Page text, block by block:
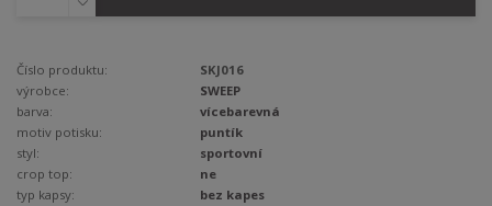
Číslo produktu:
SKJ016
výrobce:
SWEEP
barva:
vícebarevná
motiv potisku:
puntík
styl:
sportovní
crop top:
ne
typ kapsy:
bez kapes